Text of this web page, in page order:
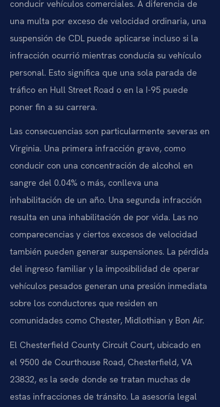
conducir vehículos comerciales. A diferencia de
una multa por exceso de velocidad ordinaria, una
suspensión de CDL puede aplicarse incluso si la
infracción ocurrió mientras conducía su vehículo
personal. Esto significa que una sola parada de
tráfico en Hull Street Road o en la I-95 puede
poner fin a su carrera.
Las consecuencias son particularmente severas en
Virginia. Una primera infracción grave, como
conducir con una concentración de alcohol en
sangre del 0.04% o más, conlleva una
inhabilitación de un año. Una segunda infracción
resulta en una inhabilitación de por vida. Las no
comparecencias y ciertos excesos de velocidad
también pueden generar suspensiones. La pérdida
del ingreso familiar y la imposibilidad de operar
vehículos pesados generan una presión inmediata
sobre los conductores que residen en
comunidades como Chester, Midlothian y Bon Air.
El Chesterfield County Circuit Court, ubicado en
el 9500 de Courthouse Road, Chesterfield, VA
23832, es la sede donde se tratan muchas de
estas infracciones de tránsito. La asesoría legal